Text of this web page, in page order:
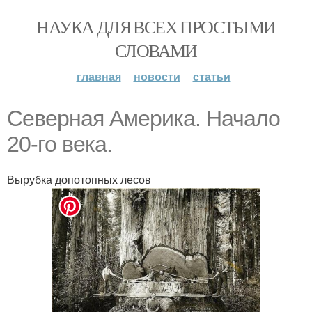
НАУКА ДЛЯ ВСЕХ ПРОСТЫМИ
СЛОВАМИ
главная новости статьи
Северная Америка. Начало
20-го века.
Вырубка допотопных лесов